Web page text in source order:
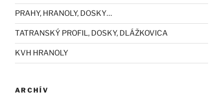
PRAHY, HRANOLY, DOSKY…
TATRANSKÝ PROFIL, DOSKY, DLÁŽKOVICA
KVH HRANOLY
ARCHÍV